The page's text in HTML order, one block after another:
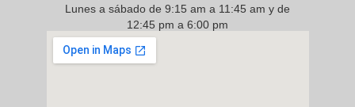
Lunes a sábado de 9:15 am a 11:45 am y de
12:45 pm a 6:00 pm
968 217 912